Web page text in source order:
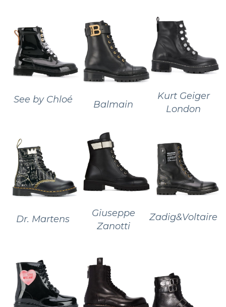
See by Chloé Balmain
Kurt Geiger
London
Dr. Martens
Giuseppe
Zanotti
Zadig&Voltaire